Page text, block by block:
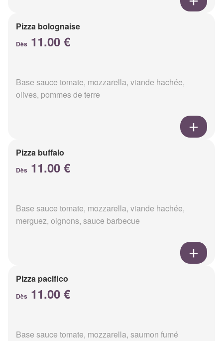
Pizza bolognaise
Dès 11.00 €
Base sauce tomate, mozzarella, viande hachée,
olives, pommes de terre
Pizza buffalo
Dès 11.00 €
Base sauce tomate, mozzarella, viande hachée,
merguez, oignons, sauce barbecue
Pizza pacifico
Dès 11.00 €
Base sauce tomate, mozzarella, saumon fumé